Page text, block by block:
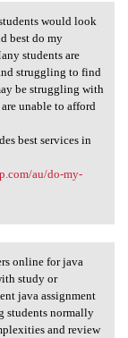
why
would look
best do my
students are
struggling to find
be struggling with
unable to afford
best services in
au/do-my-
online for java
study or
java assignment
students normally
and review